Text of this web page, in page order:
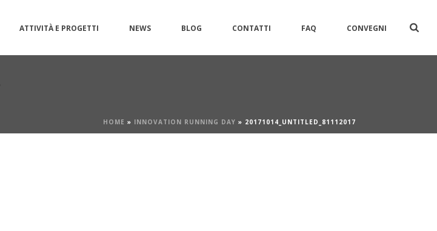
ATTIVITÀ E PROGETTI NEWS BLOG CONTATTI FAQ CONVEGNI
HOME » INNOVATION RUNNING DAY » 20171014_UNTITLED_81112017